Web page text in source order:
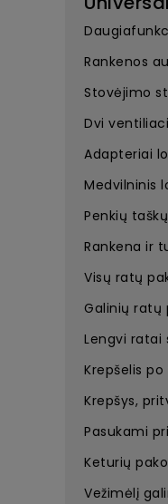
Rankenos
Stovėjimo
Dvi
Adapteriai
Medvilninis
Penkių
Rankena ir
Visų ratų
Galinių ratų
Lengvi ratai
Krepšelis
Krepšys,
Pasukami
Keturių
Vežimėlį